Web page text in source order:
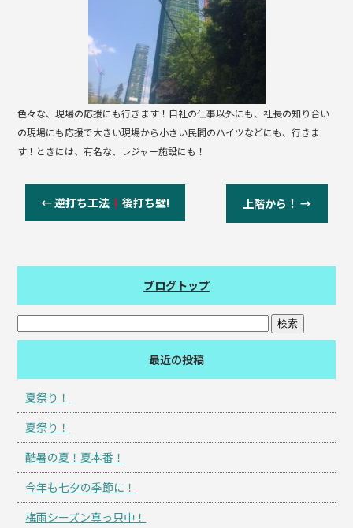
色々な、現場の応援にも行きます！自社の仕事以外にも、社長の知り合い
の現場にも応援で大きい現場から小さい民間のハイツなどにも、行きま
す！ときには、有名な、レジャー施設にも！
←逆打ち工法 後打ち壁! 上階から！ →
ブログトップ
最近の投稿
夏祭り！
夏祭り！
酷暑の夏！夏本番！
今年も七夕の季節に！
梅雨シーズン真っ只中！